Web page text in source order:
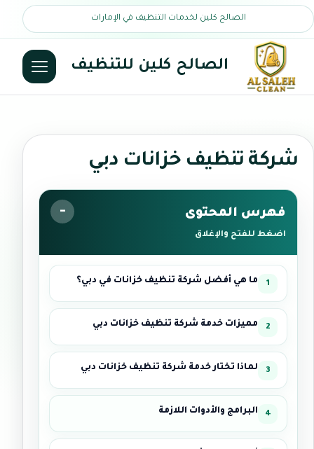
الصالح كلين لخدمات التنظيف في الإمارات
الصالح كلين للتنظيف
شركة تنظيف خزانات دبي
فهرس المحتوى
اضغط للفتح والإغلاق
ما هي أفضل شركة تنظيف خزانات في دبي؟
مميزات خدمة شركة تنظيف خزانات دبي
لماذا تختار خدمة شركة تنظيف خزانات دبي
البرامج والأدوات اللازمة